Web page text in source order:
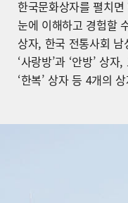
한국문화상자를 펼치
눈에 이해하고 경험할
상자, 한국 전통사회
‘사랑방’과 ‘안방’ 상
‘한복’ 상자 등 4개의